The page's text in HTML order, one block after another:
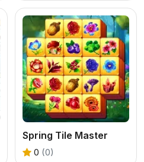
Spring Tile Master
0 (0)